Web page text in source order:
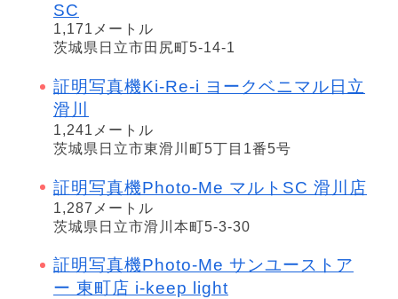
SC
1,171メートル
茨城県日立市田尻町5-14-1
証明写真機Ki-Re-i ヨークベニマル日立
滑川
1,241メートル
茨城県日立市東滑川町5丁目1番5号
証明写真機Photo-Me マルトSC 滑川店
1,287メートル
茨城県日立市滑川本町5-3-30
証明写真機Photo-Me サンユーストア
ー 東町店 i-keep light